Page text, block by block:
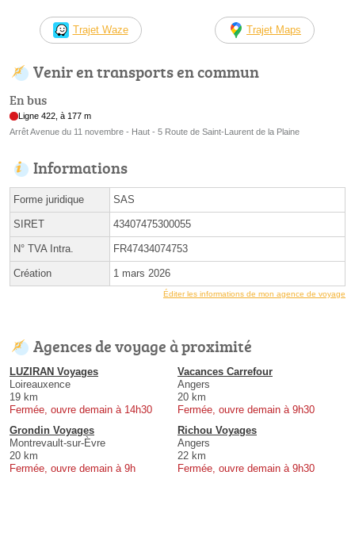
Trajet Waze Trajet Maps
Venir en transports en commun
En bus
Ligne 422, à 177 m
Arrêt Avenue du 11 novembre - Haut - 5 Route de Saint-Laurent de la Plaine
Informations
Forme juridique SAS
SIRET 43407475300055
N° TVA Intra. FR47434074753
Création 1 mars 2026
Éditer les informations de mon agence de voyage
Agences de voyage à proximité
LUZIRAN Voyages
Loireauxence
19 km
Fermée, ouvre demain à 14h30
Vacances Carrefour
Angers
20 km
Fermée, ouvre demain à 9h30
Grondin Voyages
Montrevault-sur-Èvre
20 km
Fermée, ouvre demain à 9h
Richou Voyages
Angers
22 km
Fermée, ouvre demain à 9h30